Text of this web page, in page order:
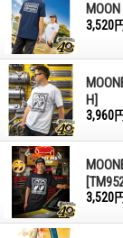
3,520
H]
3,960
3,520